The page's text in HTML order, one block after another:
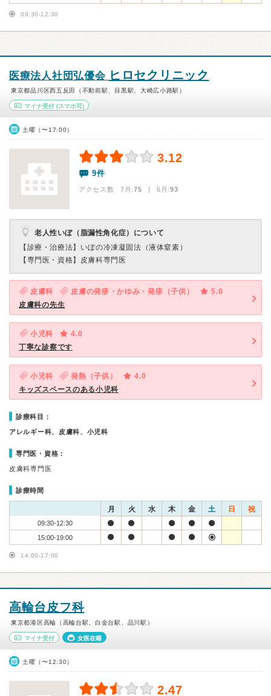
09:30-12:30
医療法人社団弘優会 ヒロセクリニック
東京都品川区西五反田（不動前駅、目黒駅、大崎広小路駅）
マイナ受付 (スマホ可)
土曜（〜17:00）
3.12
9件
アクセス数 7月:75 | 6月:93
老人性いぼ（脂漏性角化症）について
【診療・治療法】 いぼの冷凍凝固法（液体窒素）
【専門医・資格】 皮膚科専門医
皮膚科 皮膚の発疹・かゆみ・発疹（子供）
5.0
皮膚科の先生
小児科
4.0
丁寧な診察です
小児科 発熱（子供）
4.0
キッズスペースのある小児科
診療科目：
アレルギー科、皮膚科、小児科
専門医・資格：
皮膚科専門医
診療時間
月 火 水 木 金 土 日 祝
09:30-12:30
15:00-19:00
14:00-17:00
高輪台皮フ科
東京都港区高輪（高輪台駅、白金台駅、品川駅）
マイナ受付 女医在籍
土曜（〜12:30）
2.47